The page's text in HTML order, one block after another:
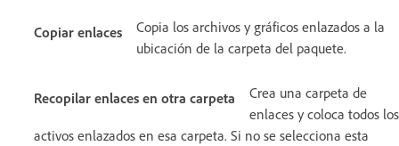
Copiar enlaces
Copia los archivos y gráficos enlazados a la
ubicación de la carpeta del paquete.
Recopilar enlaces en otra carpeta
Crea una carpeta de
enlaces y coloca todos los
activos enlazados en esa carpeta. Si no se selecciona esta